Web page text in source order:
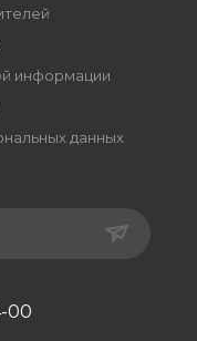
информации
данных
00